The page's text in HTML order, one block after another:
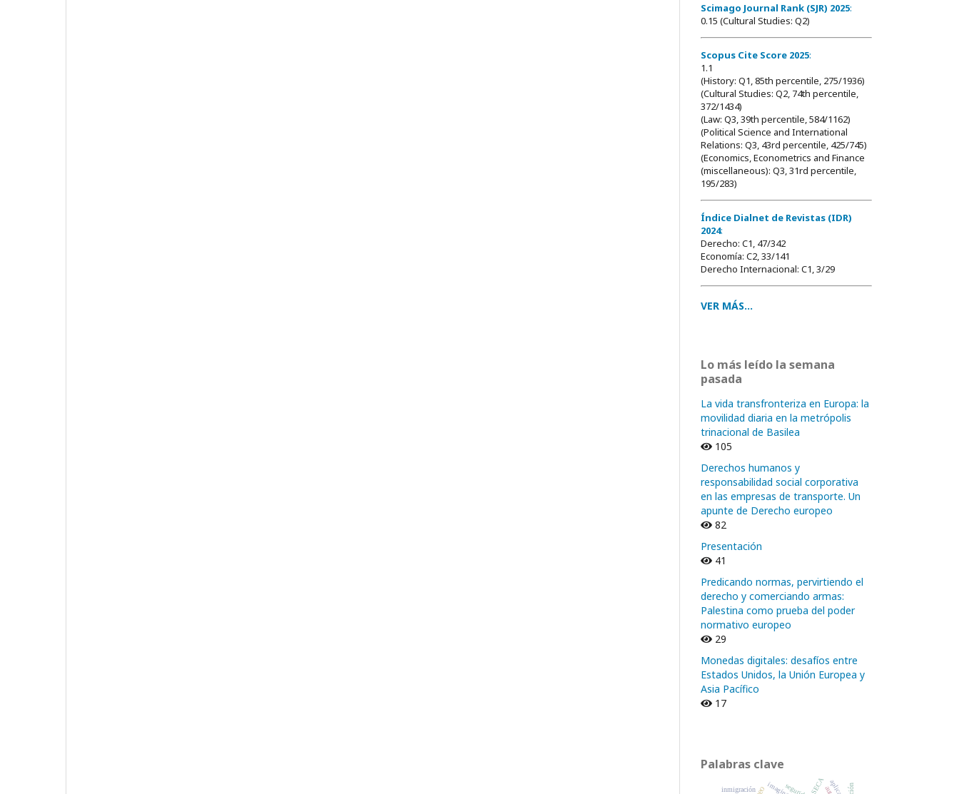
Scimago Journal Rank (SJR) 2025:
0.15 (Cultural Studies: Q2)
Scopus Cite Score 2025:
1.1
(History: Q1, 85th percentile, 275/1936)
(Cultural Studies: Q2, 74th percentile,
372/1434)
(Law: Q3, 39th percentile, 584/1162)
(Political Science and International
Relations: Q3, 43rd percentile, 425/745)
(Economics, Econometrics and Finance
(miscellaneous): Q3, 31rd percentile,
195/283)
Índice Dialnet de Revistas (IDR)
2024:
Derecho: C1, 47/342
Economía: C2, 33/141
Derecho Internacional: C1, 3/29
VER MÁS...
Lo más leído la semana
pasada
La vida transfronteriza en Europa: la
movilidad diaria en la metrópolis
trinacional de Basilea
105
Derechos humanos y
responsabilidad social corporativa
en las empresas de transporte. Un
apunte de Derecho europeo
82
Presentación
41
Predicando normas, pervirtiendo el
derecho y comerciando armas:
Palestina como prueba del poder
normativo europeo
29
Monedas digitales: desafíos entre
Estados Unidos, la Unión Europea y
Asia Pacífico
17
Palabras clave
inmigración SECA